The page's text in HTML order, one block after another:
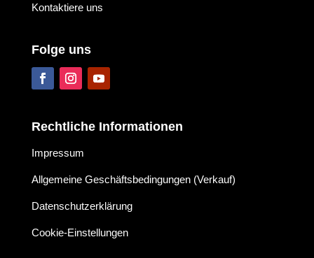
Kontaktiere uns
Folge uns
Rechtliche Informationen
Impressum
Allgemeine Geschäftsbedingungen (Verkauf)
Datenschutzerklärung
Cookie-Einstellungen